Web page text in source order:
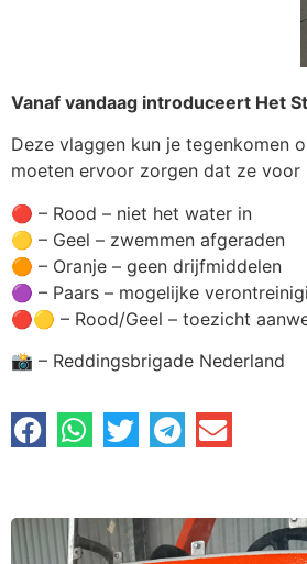
Vanaf vandaag introduceert Het
Deze vlaggen kun je tegenkomen
moeten ervoor zorgen dat ze voor
🔴 – Rood – niet het water in
🟡 – Geel – zwemmen afgeraden
🟠 – Oranje – geen drijfmiddelen
🟣 – Paars – mogelijke
🔴🟡 – Rood/Geel – toezicht
📸 – Reddingsbrigade Nederland